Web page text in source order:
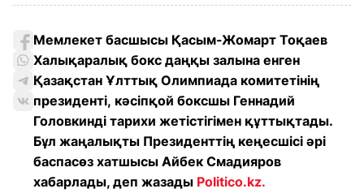
Мемлекет басшысы Қасым-Жомарт Тоқаев
Халықаралық бокс даңқы залына енген
Қазақстан Ұлттық Олимпиада комитетінің
президенті, кәсіпқой боксшы Геннадий
Головкинді тарихи жетістігімен құттықтады.
Бұл жаңалықты Президенттің кеңесшісі әрі
баспасөз хатшысы Айбек Смадияров
хабарлады, деп жазады Politico.kz.